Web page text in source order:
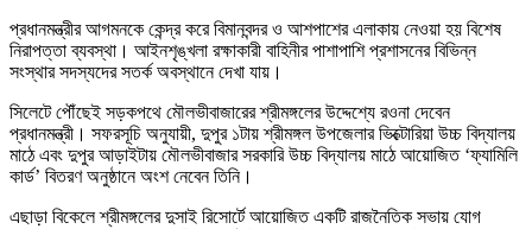
প্রধানমন্ত্রীর আগমনকে কেন্দ্র করে বিমানবন্দর ও আশপাশের এলাকায় নেওয়া হয় বিশেষ
নিরাপত্তা ব্যবস্থা। আইনশৃঙ্খলা রক্ষাকারী বাহিনীর পাশাপাশি প্রশাসনের বিভিন্ন
সংস্থার সদস্যদের সতর্ক অবস্থানে দেখা যায়।
সিলেটে পৌঁছেই সড়কপথে মৌলভীবাজারের শ্রীমঙ্গলের উদ্দেশ্যে রওনা দেবেন
প্রধানমন্ত্রী। সফরসূচি অনুযায়ী, দুপুর ১টায় শ্রীমঙ্গল উপজেলার ভিক্টোরিয়া উচ্চ বিদ্যালয়
মাঠে এবং দুপুর আড়াইটায় মৌলভীবাজার সরকারি উচ্চ বিদ্যালয় মাঠে আয়োজিত ‘ফ্যামিলি
কার্ড’ বিতরণ অনুষ্ঠানে অংশ নেবেন তিনি।
এছাড়া বিকেলে শ্রীমঙ্গলের দুসাই রিসোর্টে আয়োজিত একটি রাজনৈতিক সভায় যোগ